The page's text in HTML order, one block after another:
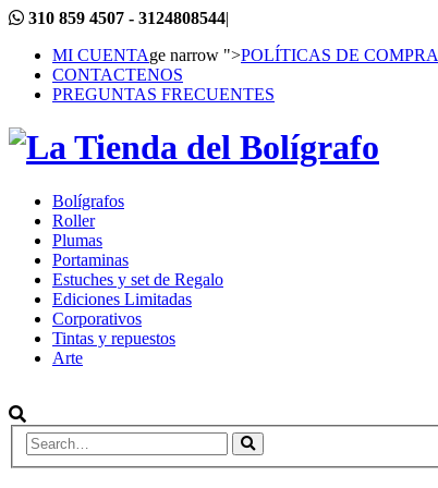
310 859 4507 - 3124808544|
MI CUENTAge narrow ">POLÍTICAS DE COMPRA
CONTACTENOS
PREGUNTAS FRECUENTES
Bolígrafos
Roller
Plumas
Portaminas
Estuches y set de Regalo
Ediciones Limitadas
Corporativos
Tintas y repuestos
Arte